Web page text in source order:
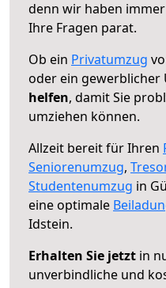
denn wir haben
Ihre Fragen parat.
Ob ein Privatumzug
oder ein gewerblicher
helfen, damit Sie
umziehen können.
Allzeit bereit für Ihren
Seniorenumzug,
Studentenumzug in
eine optimale
Idstein.
Erhalten Sie jetzt in
unverbindliche und